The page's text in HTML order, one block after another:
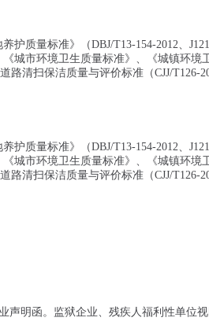
护质量标准》（DBJ/T13-154-2012、
城市环境卫生质量标准》、《城镇环境
路清扫保洁质量与评价标准（CJJ/T126-
护质量标准》（DBJ/T13-154-2012、
城市环境卫生质量标准》、《城镇环境
路清扫保洁质量与评价标准（CJJ/T126-
明函。监狱企业、残疾人福利性单位视